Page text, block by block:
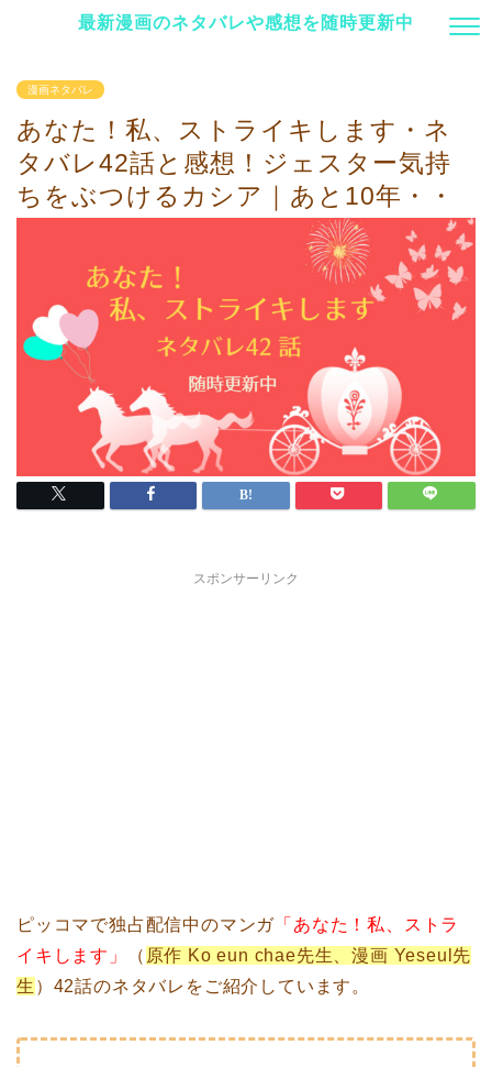
最新漫画のネタバレや感想を随時更新中
漫画ネタバレ
あなた！私、ストライキします・ネ
タバレ42話と感想！ジェスター気持
ちをぶつけるカシア｜あと10年・・
スポンサーリンク
ピッコマで独占配信中のマンガ 「あなた！私、ストラ
イキします」
（ 原作 Ko eun chae先生、漫画 Yeseul先
生 ）42話のネタバレをご紹介しています。